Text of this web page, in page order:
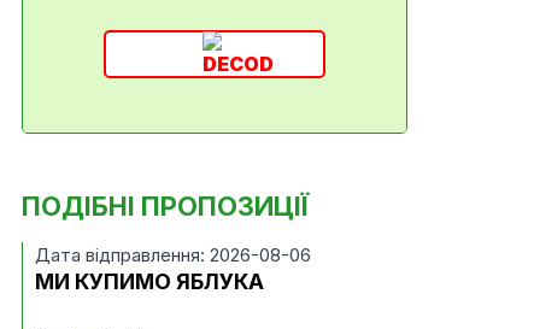
ПОДІБНІ ПРОПОЗИЦІЇ
Дата відправлення: 2026-08-06
МИ КУПИМО ЯБЛУКА